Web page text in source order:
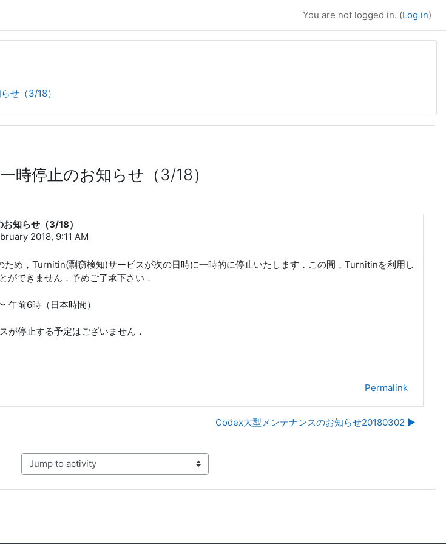
You are not logged in. (Log in)
せ（3/18）
時停止のお知らせ（3/18）
知らせ（3/18）
2018, 9:11 AM
め，Turnitin(剽窃検知)サービスが次の日時に一時的に停止いたします．この間，Turnitinを利用し
ができません．予めご了承下さい．
午前6時（日本時間）
が停止する予定はございません．
Permalink
Codex大型メンテナンスのお知らせ20180302 ▶︎
Jump to activity